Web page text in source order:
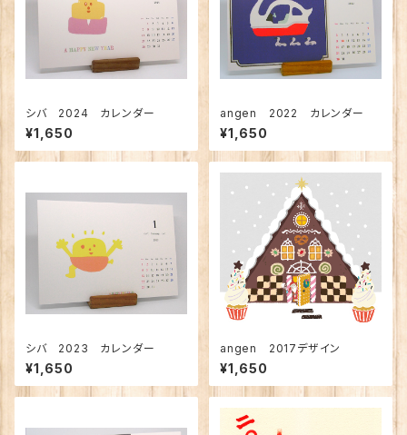
シバ 2024 カレンダー
¥1,650
angen 2022 カレンダー
¥1,650
シバ 2023 カレンダー
¥1,650
angen 2017デザイン
¥1,650